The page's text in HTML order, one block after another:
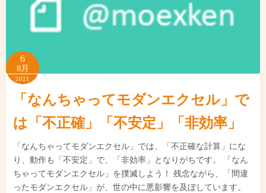
6
8月
2021
「なんちゃってモダンエクセル」で
は「不正確」「不安定」「非効率」
「なんちゃってモダンエクセル」では、「不正確な計算」にな
り、動作も「不安定」で、「非効率」となりがちです。 「なん
ちゃってモダンエクセル」を撲滅しよう！ 残念ながら、「間違
ったモダンエクセル」が、世の中に悪影響を及ぼしています。